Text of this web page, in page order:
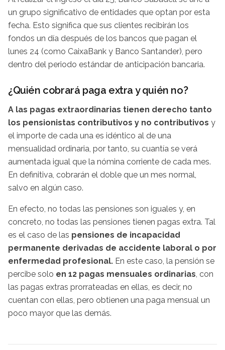
un grupo significativo de entidades que optan por esta
fecha. Esto significa que sus clientes recibirán los
fondos un día después de los bancos que pagan el
lunes 24 (como CaixaBank y Banco Santander), pero
dentro del periodo estándar de anticipación bancaria.
¿Quién cobrará paga extra y quién no?
A las pagas extraordinarias tienen derecho tanto
los pensionistas contributivos y no contributivos y
el importe de cada una es idéntico al de una
mensualidad ordinaria, por tanto, su cuantía se verá
aumentada igual que la nómina corriente de cada mes.
En definitiva, cobrarán el doble que un mes normal,
salvo en algún caso.
En efecto, no todas las pensiones son iguales y, en
concreto, no todas las pensiones tienen pagas extra. Tal
es el caso de las pensiones de incapacidad
permanente derivadas de accidente laboral o por
enfermedad profesional. En este caso, la pensión se
percibe solo en 12 pagas mensuales ordinarias, con
las pagas extras prorrateadas en ellas, es decir, no
cuentan con ellas, pero obtienen una paga mensual un
poco mayor que las demás.